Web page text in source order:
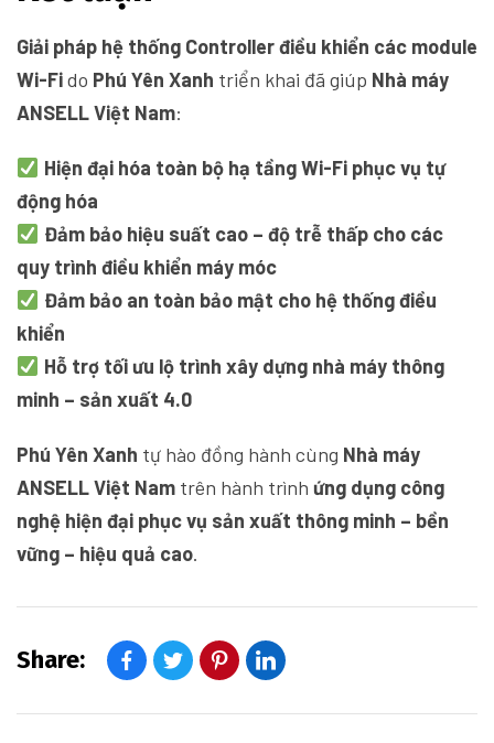
Giải pháp hệ thống Controller điều khiển các module
Wi-Fido Phú Yên Xanh triển khai đã giúp Nhà máy
ANSELL Việt Nam:
Hiện đại hóa toàn bộ hạ tầng Wi-Fi phục vụ tự
động hóa
Đảm bảo hiệu suất cao – độ trễ thấp cho các
quy trình điều khiển máy móc
Đảm bảo an toàn bảo mật cho hệ thống điều
khiển
Hỗ trợ tối ưu lộ trình xây dựng nhà máy thông
minh – sản xuất 4.0
Phú Yên Xanh tự hào đồng hành cùng Nhà máy
ANSELL Việt Nam trên hành trình ứng dụng công
nghệ hiện đại phục vụ sản xuất thông minh – bền
vững – hiệu quả cao.
Share: